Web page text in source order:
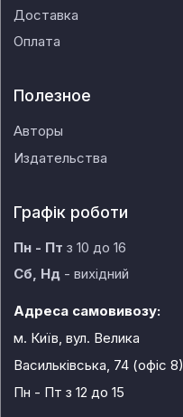
Доставка
Оплата
Полезное
Авторы
Издательства
Графік роботи
Пн - Пт з 10 до 16
Сб, Нд - вихідний
Адреса самовивозу:
м. Київ, вул. Велика
Васильківська, 74 (офіс 8)
Пн - Пт з 12 до 15